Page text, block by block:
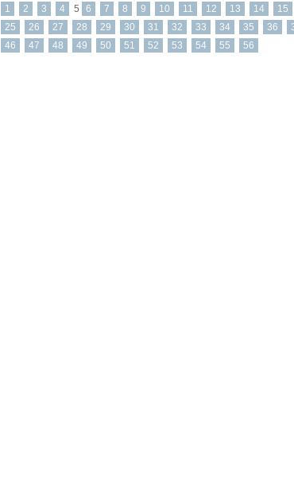
1 2 3 4 5 6 7 8 9 10 11 12 13 14 15
25
26 27 28 29 30 31 32 33 34 35 36
46
47 48 49 50 51 52 53 54 55 56